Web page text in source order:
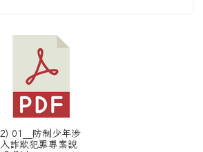
2) 01__防制少年涉
入詐欺犯罪專案說